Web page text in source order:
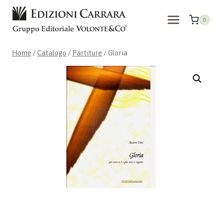
Salta
contenuto
0
Home /Catalogo / Partiture /Gloria